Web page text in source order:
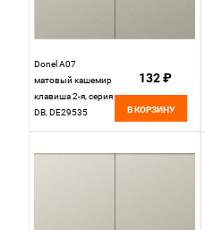
Donel A07
матовый кашемир
клавиша 2-я, серия
DB, DE29535
132 ₽
В КОРЗИНУ